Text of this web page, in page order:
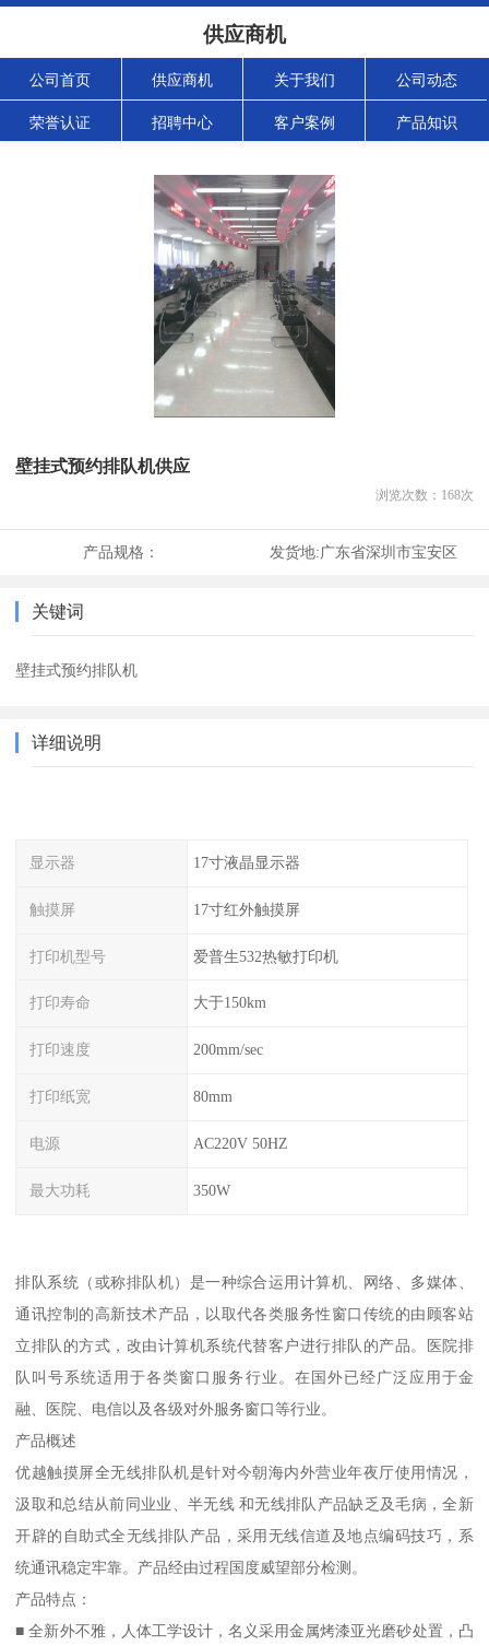
供应商机
公司首页 供应商机 关于我们 公司动态
荣誉认证 招聘中心 客户案例 产品知识
壁挂式预约排队机供应
浏览次数： 168次
产品规格： 发货地:广东省深圳市宝安区
关键词
壁挂式预约排队机
详细说明
显示器 17寸液晶显示器
触摸屏 17寸红外触摸屏
打印机型号 爱普生532热敏打印机
打印寿命 大于150km
打印速度 200mm/sec
打印纸宽 80mm
电源 AC220V 50HZ
最大功耗 350W
排队系统（或称排队机）是一种综合运用计算机、网络、多媒体、
通讯控制的高新技术产品，以取代各类服务性窗口传统的由顾客站
立排队的方式，改由计算机系统代替客户进行排队的产品。医院排
队叫号系统适用于各类窗口服务行业。在国外已经广泛应用于金
融、医院、电信以及各级对外服务窗口等行业。
产品概述
优越触摸屏全无线排队机是针对今朝海内外营业年夜厅使用情况，
汲取和总结从前同业业、半无线 和无线排队产品缺乏及毛病，全新
开辟的自助式全无线排队产品，采用无线信道及地点编码技巧，系
统通讯稳定牢靠。产品经由过程国度威望部分检测。
产品特点：
■ 全新外不雅，人体工学设计，名义采用金属烤漆亚光磨砂处置，凸